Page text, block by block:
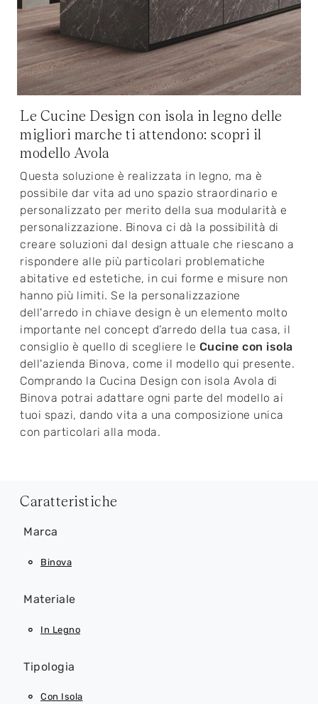
Le Cucine Design con isola in legno delle
migliori marche ti attendono: scopri il
modello Avola
Questa soluzione è realizzata in legno, ma è
possibile dar vita ad uno spazio straordinario e
personalizzato per merito della sua modularità e
personalizzazione. Binova ci dà la possibilità di
creare soluzioni dal design attuale che riescano a
rispondere alle più particolari problematiche
abitative ed estetiche, in cui forme e misure non
hanno più limiti. Se la personalizzazione
dell'arredo in chiave design è un elemento molto
importante nel concept d’arredo della tua casa, il
consiglio è quello di scegliere le Cucine con isola
dell'azienda Binova, come il modello qui presente.
Comprando la Cucina Design con isola Avola di
Binova potrai adattare ogni parte del modello ai
tuoi spazi, dando vita a una composizione unica
con particolari alla moda.
Caratteristiche
Marca
Binova
Materiale
In Legno
Tipologia
Con Isola